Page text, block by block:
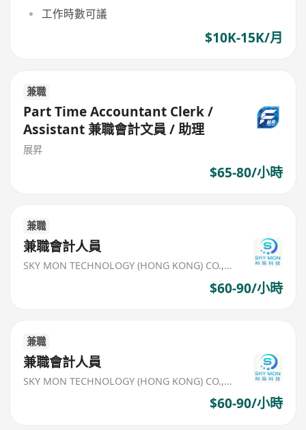
工作時數可議
$10K-15K/月
兼職
Part Time Accountant Clerk /
Assistant 兼職會計文員 / 助理
展昇
$65-80/小時
兼職
兼職會計人員
SKY MON TECHNOLOGY (HONG KONG) CO., LIMITED
$60-90/小時
兼職
兼職會計人員
SKY MON TECHNOLOGY (HONG KONG) CO., LIMITED
$60-90/小時